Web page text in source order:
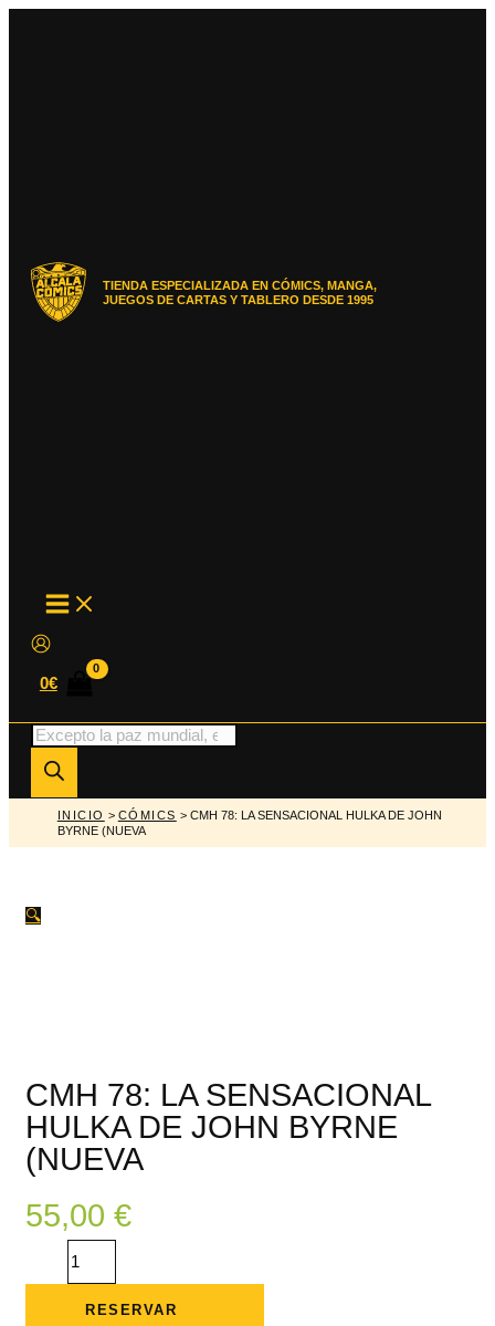
TIENDA ESPECIALIZADA EN CÓMICS, MANGA,
JUEGOS DE CARTAS Y TABLERO DESDE 1995
MAIN
MENU
0€
Búsqueda
de
productos
INICIO > CÓMICS > CMH 78: LA SENSACIONAL HULKA DE JOHN
BYRNE (NUEVA
🔍
CMH 78: LA SENSACIONAL
HULKA DE JOHN BYRNE
(NUEVA
55,00 €
RESERVAR